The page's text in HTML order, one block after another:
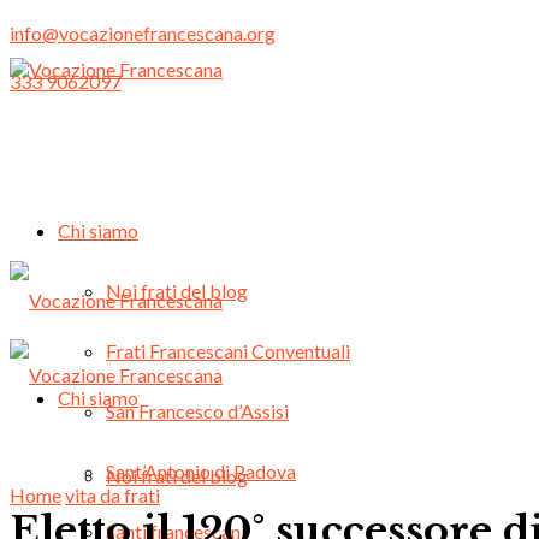
info@vocazionefrancescana.org
333 9062097
Chi siamo
Noi frati del blog
Frati Francescani Conventuali
San Francesco d’Assisi
Sant’Antonio di Padova
Santi francescani
Chi siamo
Noi frati del blog
Homevita da frati